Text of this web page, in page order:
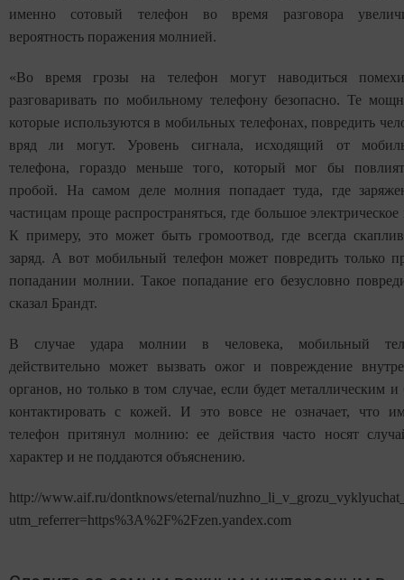
именно сотовый телефон во время разговора
вероятность поражения молнией.
«Во время грозы на телефон могут наводиться
разговаривать по мобильному телефону безопасно. Те
которые используются в мобильных телефонах, повредить
вряд ли могут. Уровень сигнала, исходящий от
телефона, гораздо меньше того, который мог бы
пробой. На самом деле молния попадает туда, где
частицам проще распространяться, где большое электрическое
К примеру, это может быть громоотвод, где всегда
заряд. А вот мобильный телефон может повредить только
попадании молнии. Такое попадание его безусловно
сказал Брандт.
В случае удара молнии в человека, мобильный
действительно может вызвать ожог и повреждение
органов, но только в том случае, если будет металлическим и
контактировать с кожей. И это вовсе не означает, что
телефон притянул молнию: ее действия часто носят
характер и не поддаются объяснению.
http://www.aif.ru/dontknows/eternal/
utm_referrer=https%3A%2F%2Fzen.yandex.com